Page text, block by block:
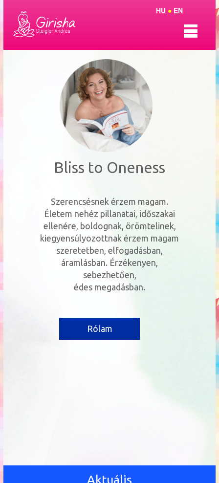
HU ● EN
Bemutatkozás
ThetaTantra
ThetaCsakraHarmónia
Coaching
Bliss to Oneness
Szerencsésnek érzem magam.
Életem nehéz pillanatai, időszakai
ellenére, boldognak, örömtelinek,
kiegyensúlyozottnak érzem magam
szeretetben, elfogadásban,
áramlásban. Érzékenyen,
sebezhetően,
édes megadásban.
Rólam
Aktuális